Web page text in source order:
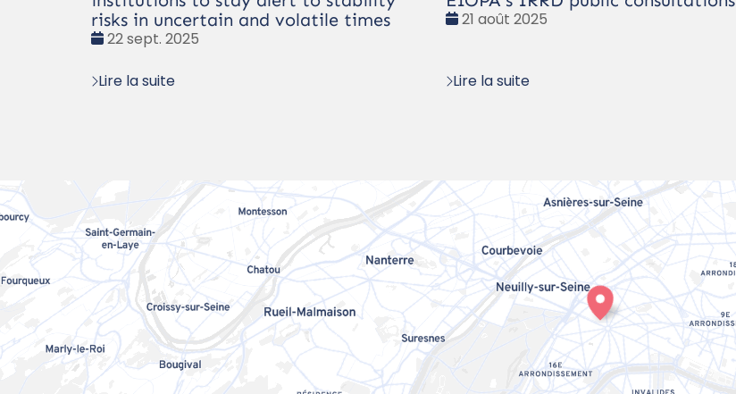
risks in uncertain and volatile times
Date
22 sept. 2025
Lire la suite
Date
21 août 2025
Lire la suite